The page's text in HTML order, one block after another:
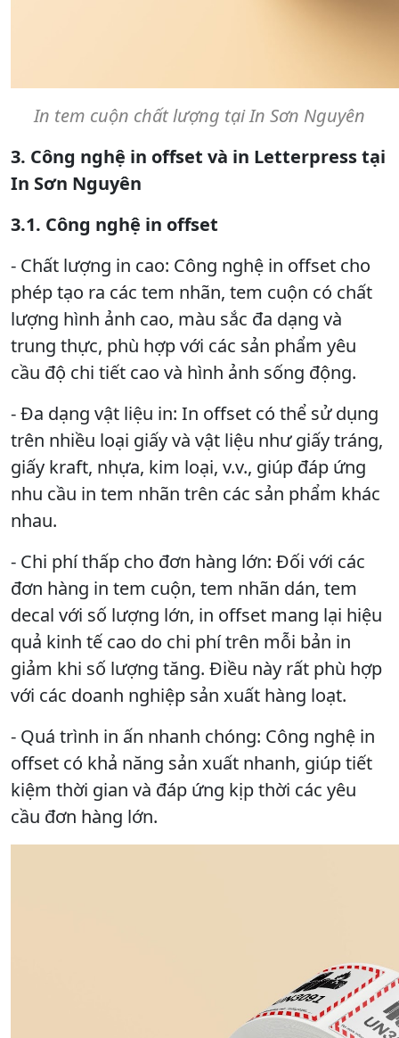
In tem cuộn chất lượng tại In Sơn Nguyên
3. Công nghệ in offset và in Letterpress tại
In Sơn Nguyên
3.1. Công nghệ in offset
- Chất lượng in cao: Công nghệ in offset cho
phép tạo ra các tem nhãn, tem cuộn có chất
lượng hình ảnh cao, màu sắc đa dạng và
trung thực, phù hợp với các sản phẩm yêu
cầu độ chi tiết cao và hình ảnh sống động.
- Đa dạng vật liệu in: In offset có thể sử dụng
trên nhiều loại giấy và vật liệu như giấy tráng,
giấy kraft, nhựa, kim loại, v.v., giúp đáp ứng
nhu cầu in tem nhãn trên các sản phẩm khác
nhau.
- Chi phí thấp cho đơn hàng lớn: Đối với các
đơn hàng in tem cuộn, tem nhãn dán, tem
decal với số lượng lớn, in offset mang lại hiệu
quả kinh tế cao do chi phí trên mỗi bản in
giảm khi số lượng tăng. Điều này rất phù hợp
với các doanh nghiệp sản xuất hàng loạt.
- Quá trình in ấn nhanh chóng: Công nghệ in
offset có khả năng sản xuất nhanh, giúp tiết
kiệm thời gian và đáp ứng kịp thời các yêu
cầu đơn hàng lớn.